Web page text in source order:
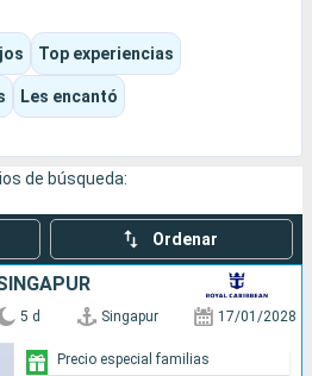
barrios animados.
más apacible, entre
al mar y excursiones a Ang Thong,
cultura, gastronomía, descanso y
Asiático.
Top experiencias
Les encantó
de búsqueda:
Ordenar
5 d Singapur 17/01/2028
Precio especial familias